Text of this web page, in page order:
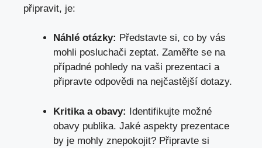
připravit, je:
Náhlé otázky: Představte si, co by vás
mohli posluchači zeptat. Zaměřte se na
případné pohledy na vaši prezentaci a
připravte odpovědi na nejčastější dotazy.
Kritika a obavy: Identifikujte možné
obavy publika. Jaké aspekty prezentace
by je mohly znepokojit? Připravte si